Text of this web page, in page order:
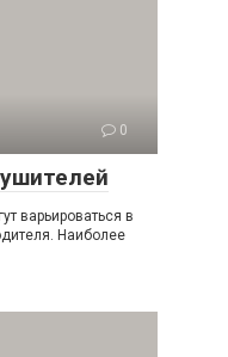
0
варьироваться в
Наиболее